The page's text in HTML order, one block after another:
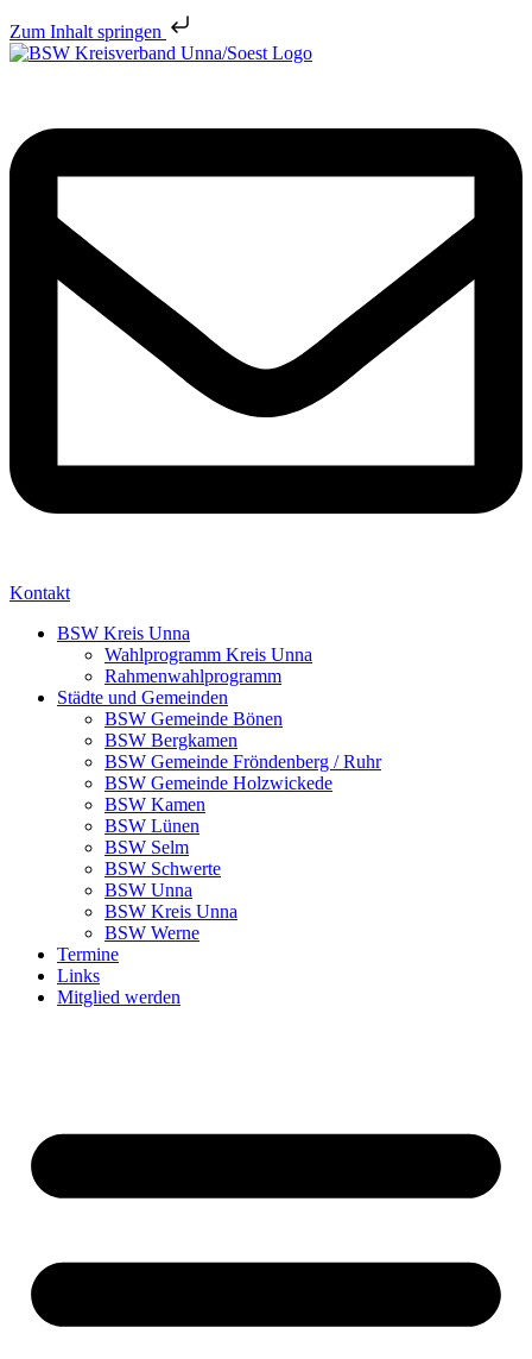
Zum Inhalt springen
Kontakt
BSW Kreis Unna
Wahlprogramm Kreis Unna
Rahmenwahlprogramm
Städte und Gemeinden
BSW Gemeinde Bönen
BSW Bergkamen
BSW Gemeinde Fröndenberg / Ruhr
BSW Gemeinde Holzwickede
BSW Kamen
BSW Lünen
BSW Selm
BSW Schwerte
BSW Unna
BSW Kreis Unna
BSW Werne
Termine
Links
Mitglied werden